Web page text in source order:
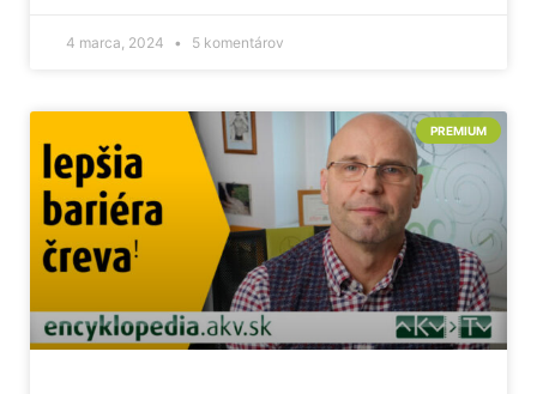
4 marca, 2024 5 komentárov
PREMIUM